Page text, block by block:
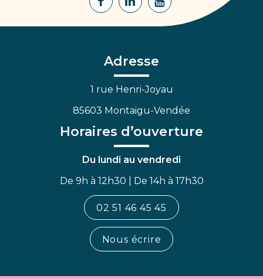
Lien
Facebook
Lien
Lien
Adresse
1 rue Henri-Joyau
85603 Montaigu-Vendée
Horaires d’ouverture
Du lundi au vendredi
De 9h à 12h30 | De 14h à 17h30
02 51 46 45 45
Nous écrire